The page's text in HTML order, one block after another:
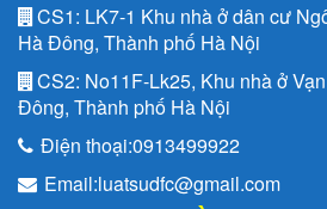
CS1: LK7-1 Khu nhà ở dân cư
Hà Đông, Thành phố Hà Nội
CS2: No11F-Lk25, Khu nhà ở
Đông, Thành phố Hà Nội
Điện thoại:0913499922
Email:luatsudfc@gmail.com